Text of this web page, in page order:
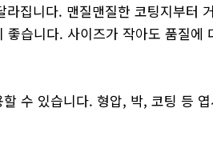
집니다. 맨질맨질한 코팅지부터
습니다. 사이즈가 작아도 품질에
수 있습니다. 형압, 박, 코팅 등